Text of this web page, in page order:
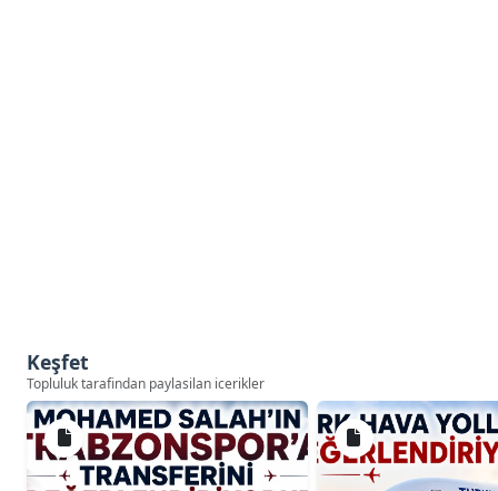
Keşfet
Topluluk tarafindan paylasilan icerikler